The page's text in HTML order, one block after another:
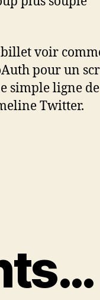
billet voir
pour un
simple ligne de
Twitter.